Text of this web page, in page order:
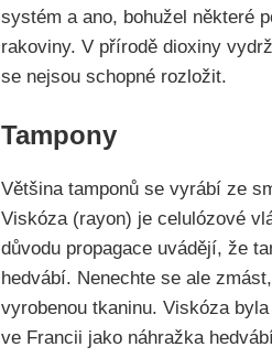
systém a ano, bohužel některé
rakoviny. V přírodě dioxiny
se nejsou schopné rozložit.
Tampony
Většina tamponů se vyrábí ze
Viskóza (rayon) je celulózové
důvodu propagace uvádějí, že
hedvábí. Nenechte se ale
vyrobenou tkaninu. Viskóza
ve Francii jako náhražka